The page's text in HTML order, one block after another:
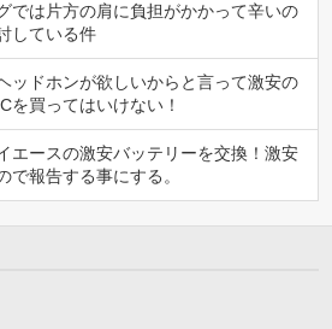
では片方の肩に負担がかかって辛いの
している件
ッドホンが欲しいからと言って激安の
を買ってはいけない！
エースの激安バッテリーを交換！激安
で報告する事にする。